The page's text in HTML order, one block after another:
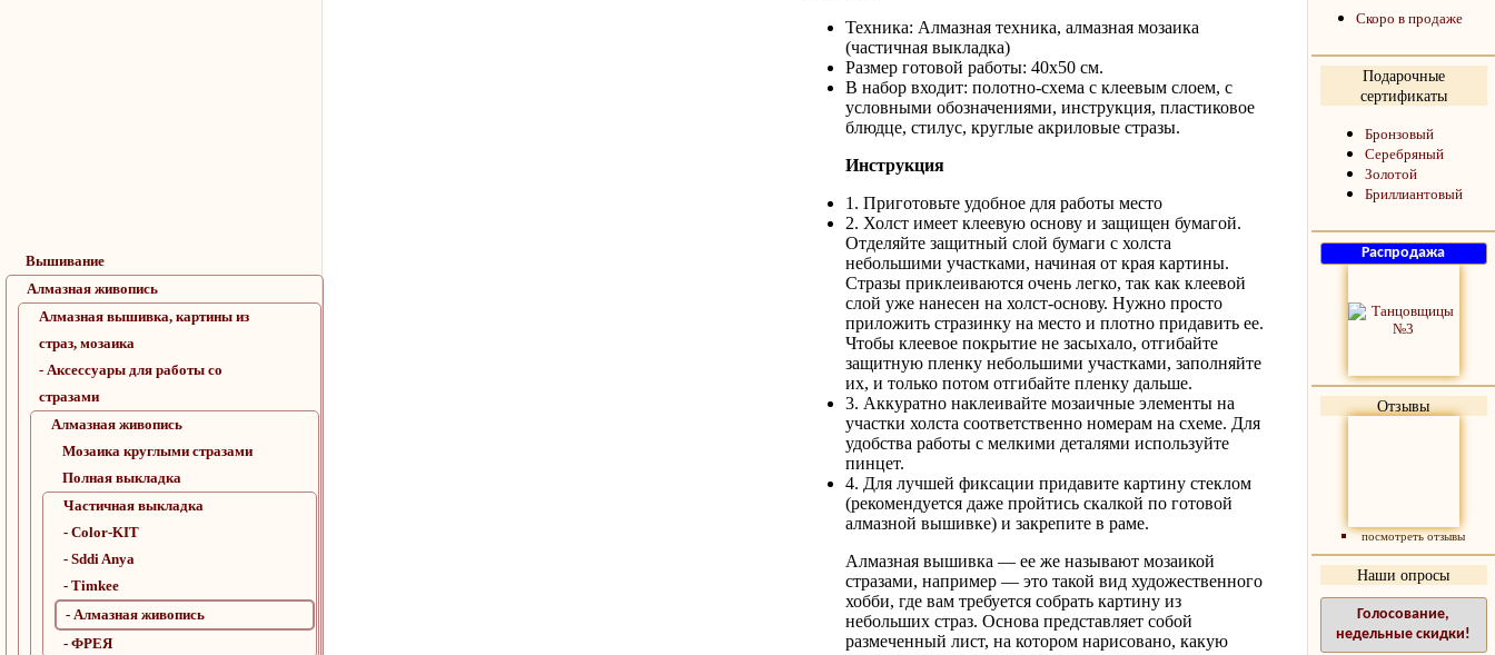
Вышивание
Алмазная живопись
Алмазная вышивка, картины из
страз, мозаика
- Аксессуары для работы со
стразами
Алмазная живопись
Мозаика круглыми стразами
Полная выкладка
Частичная выкладка
- Color-KIT
- Sddi Anya
- Timkee
- Алмазная живопись
- ФРЕЯ
Техника: Алмазная техника, алмазная мозаика
(частичная выкладка)
Размер готовой работы: 40х50 см.
В набор входит: полотно-схема с клеевым слоем, с
условными обозначениями, инструкция, пластиковое
блюдце, стилус, круглые акриловые стразы.
Инструкция
1. Приготовьте удобное для работы место
2. Холст имеет клеевую основу и защищен бумагой.
Отделяйте защитный слой бумаги с холста
небольшими участками, начиная от края картины.
Стразы приклеиваются очень легко, так как клеевой
слой уже нанесен на холст-основу. Нужно просто
приложить стразинку на место и плотно придавить ее.
Чтобы клеевое покрытие не засыхало, отгибайте
защитную пленку небольшими участками, заполняйте
их, и только потом отгибайте пленку дальше.
3. Аккуратно наклеивайте мозаичные элементы на
участки холста соответственно номерам на схеме. Для
удобства работы с мелкими деталями используйте
пинцет.
4. Для лучшей фиксации придавите картину стеклом
(рекомендуется даже пройтись скалкой по готовой
алмазной вышивке) и закрепите в раме.
Алмазная вышивка — ее же называют мозаикой
стразами, например — это такой вид художественного
хобби, где вам требуется собрать картину из
небольших страз. Основа представляет собой
размеченный лист, на котором нарисовано, какую
Скоро в продаже
Подарочные
сертификаты
Бронзовый
Серебряный
Золотой
Бриллиантовый
Отзывы
посмотреть отзывы
Наши опросы
Голосование,
недельные скидки!